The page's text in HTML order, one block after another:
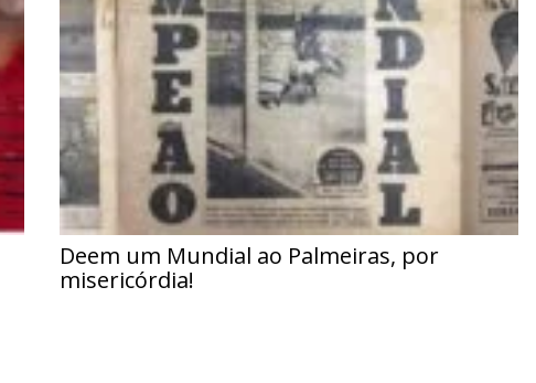
Deem um Mundial ao Palmeiras, por
misericórdia!